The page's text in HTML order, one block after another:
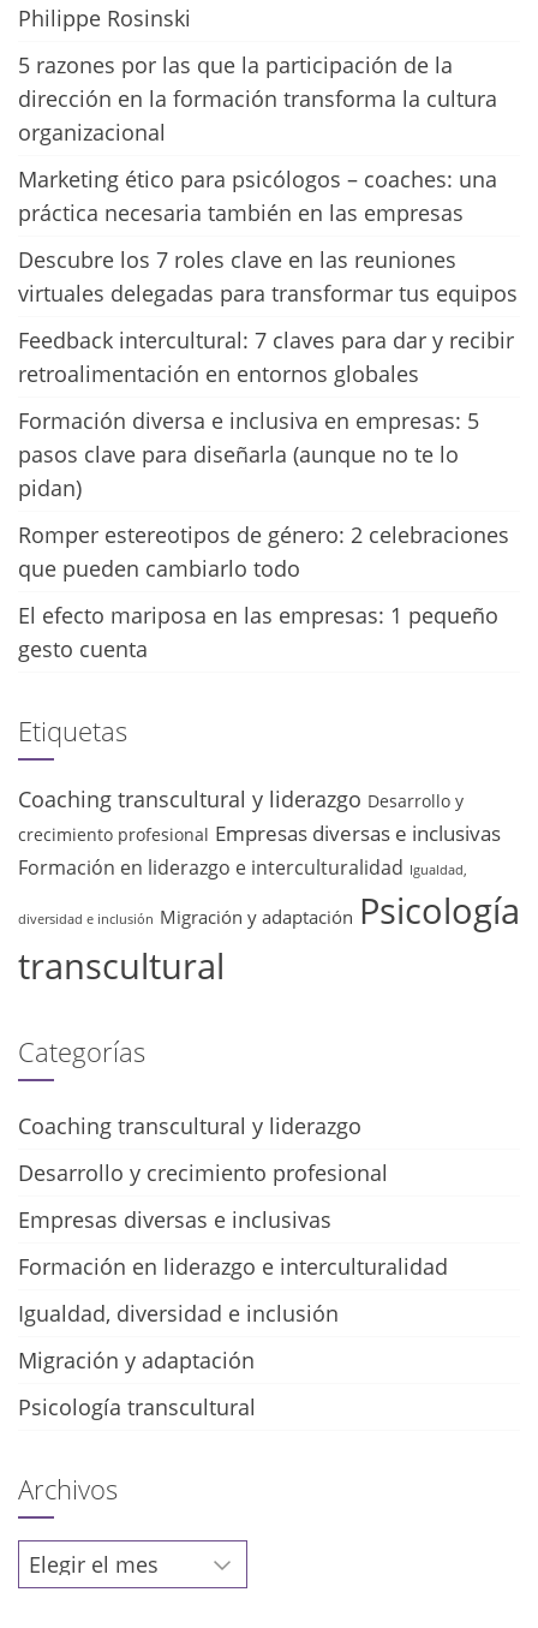
Philippe Rosinski
5 razones por las que la participación de la
dirección en la formación transforma la cultura
organizacional
Marketing ético para psicólogos – coaches: una
práctica necesaria también en las empresas
Descubre los 7 roles clave en las reuniones
virtuales delegadas para transformar tus equipos
Feedback intercultural: 7 claves para dar y recibir
retroalimentación en entornos globales
Formación diversa e inclusiva en empresas: 5
pasos clave para diseñarla (aunque no te lo
pidan)
Romper estereotipos de género: 2 celebraciones
que pueden cambiarlo todo
El efecto mariposa en las empresas: 1 pequeño
gesto cuenta
Etiquetas
Coaching transcultural y liderazgo Desarrollo y
crecimiento profesional Empresas diversas e inclusivas
Formación en liderazgo e interculturalidad Igualdad,
diversidad e inclusión Migración y adaptación Psicología
transcultural
Categorías
Coaching transcultural y liderazgo
Desarrollo y crecimiento profesional
Empresas diversas e inclusivas
Formación en liderazgo e interculturalidad
Igualdad, diversidad e inclusión
Migración y adaptación
Psicología transcultural
Archivos
Archivos